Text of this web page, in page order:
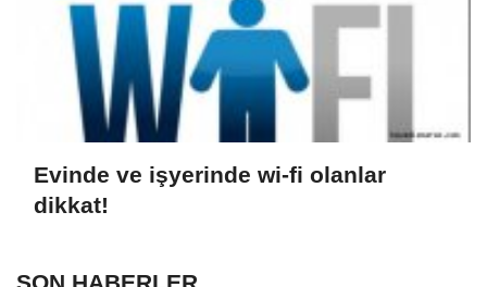
Evinde ve işyerinde wi-fi olanlar
dikkat!
SON HABERLER